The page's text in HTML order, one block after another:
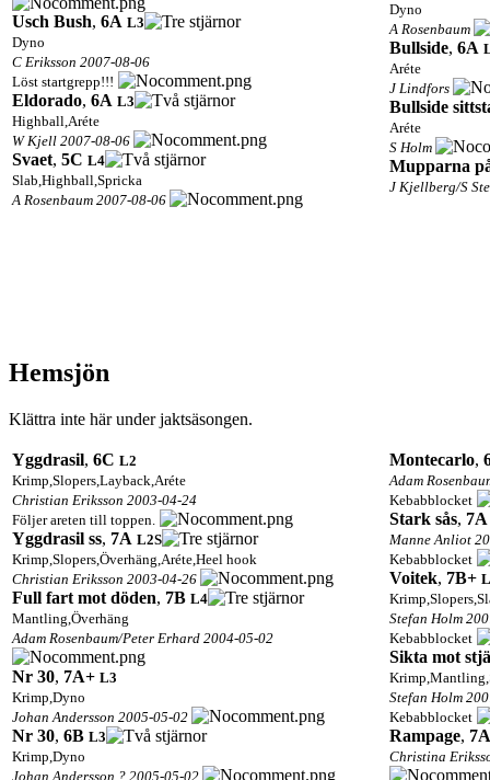
Usch Bush, 6A L3
Dyno
C Eriksson 2007-08-06
Löst startgrepp!!!
Eldorado, 6A L3
Highball,Aréte
W Kjell 2007-08-06
Svaet, 5C L4
Slab,Highball,Spricka
A Rosenbaum 2007-08-06
Dyno
A Rosenbaum
Bullside, 6A
Aréte
J Lindfors
Bullside
Aréte
S Holm
Mupparna
J Kjellberg/S
Hemsjön
Klättra inte här under jaktsäsongen.
Yggdrasil, 6C L2
Krimp,Slopers,Layback,Aréte
Christian Eriksson 2003-04-24
Följer areten till toppen.
Yggdrasil ss, 7A L2S
Krimp,Slopers,Överhäng,Aréte,Heel hook
Christian Eriksson 2003-04-26
Full fart mot döden, 7B L4
Mantling,Överhäng
Adam Rosenbaum/Peter Erhard 2004-05-02
Nr 30, 7A+ L3
Krimp,Dyno
Johan Andersson 2005-05-02
Nr 30, 6B L3
Krimp,Dyno
Johan Andersson ? 2005-05-02
Montecarlo,
Adam
Kebabblocket
Stark sås, 7A
Manne Anliot
Kebabblocket
Voitek, 7B+
Stefan Holm
Kebabblocket
Sikta mot
Stefan Holm
Kebabblocket
Rampage, 7A
Christina